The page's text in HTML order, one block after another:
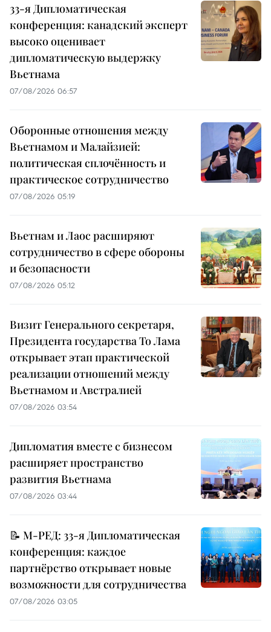
33-я Дипломатическая
конференция: канадский эксперт
высоко оценивает
дипломатическую выдержку
Вьетнама
07/08/2026 06:57
Оборонные отношения между
Вьетнамом и Малайзией:
политическая сплочённость и
практическое сотрудничество
07/08/2026 05:19
Вьетнам и Лаос расширяют
сотрудничество в сфере обороны
и безопасности
07/08/2026 05:12
Визит Генерального секретаря,
Президента государства То Лама
открывает этап практической
реализации отношений между
Вьетнамом и Австралией
07/08/2026 03:54
Дипломатия вместе с бизнесом
расширяет пространство
развития Вьетнама
07/08/2026 03:44
📝 М-РЕД: 33-я Дипломатическая
конференция: каждое
партнёрство открывает новые
возможности для сотрудничества
07/08/2026 03:05